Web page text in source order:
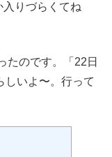
りづらくてね
たのです。「22日
しいよ〜。行って